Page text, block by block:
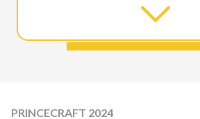
PRINCECRAFT 2024